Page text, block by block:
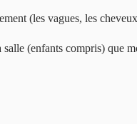
(les vagues, les
salle (enfants compris)